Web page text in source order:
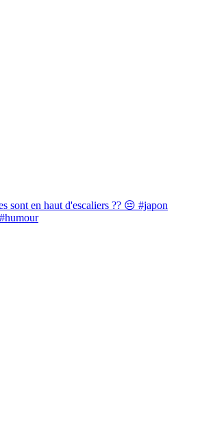
sont en haut d'escaliers ?? 😔 #japon